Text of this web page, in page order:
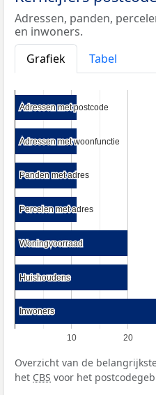
Adressen, panden,
en inwoners.
Grafiek
Tabel
10 20
Adressen met postcode
Adressen met postcode
Adressen met woonfunctie
Adressen met woonfunctie
Panden met adres
Panden met adres
Percelen met adres
Percelen met adres
Woningvoorraad
Woningvoorraad
Huishoudens
Huishoudens
Inwoners
Inwoners
Overzicht van de
het CBS voor het